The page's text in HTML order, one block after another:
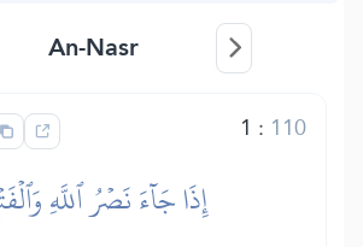
An-Nasr
1 : 110
إِذَا جَآءَ نَصۡرُ ٱللَّهِ